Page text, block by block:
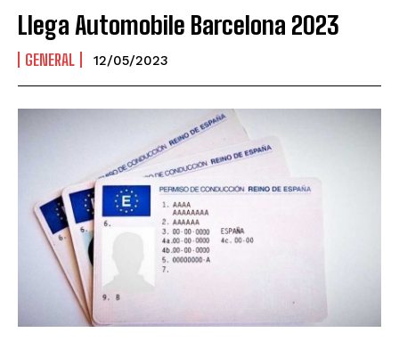
Llega Automobile Barcelona 2023
GENERAL 12/05/2023